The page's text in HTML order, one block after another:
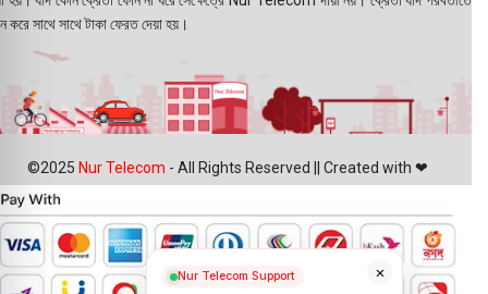
করে সাথে সাথে টাকা ফেরত দেয়া হয়।
©2025 Nur Telecom - All Rights Reserved || Created with ❤
×
Nur Telecom Support